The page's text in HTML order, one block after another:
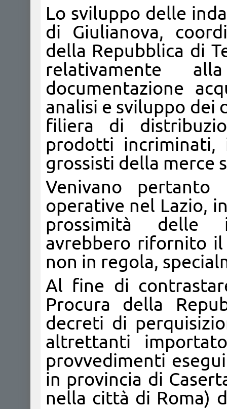
Lo sviluppo delle
di Giulianova,
della Repubblica di
relativamente
documentazione
analisi e sviluppo dei
filiera di
prodotti
grossisti della merce
Venivano pertanto
operative nel Lazio,
prossimità delle
avrebbero rifornito
non in regola,
Al fine di
Procura della
decreti di
altrettanti
provvedimenti
in provincia di
nella città di Roma)